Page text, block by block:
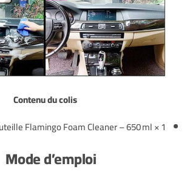
Contenu du colis
1 × Bouteille Flamingo Foam Cleaner – 650 ml
Mode d’emploi